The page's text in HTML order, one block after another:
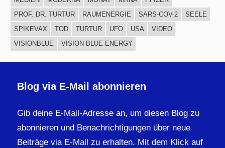
PROF. DR. TURTUR
RAUMENERGIE SARS-COV-2
SEELE
SPIKEVAX
TOD TURTUR UFO USA
VIDEO
VISIONBLUE
VISION BLUE ENERGY
Blog via E-Mail abonnieren
Gib deine E-Mail-Adresse an, um diesen Blog zu
abonnieren und Benachrichtigungen über neue
Beiträge via E-Mail zu erhalten. Mit dem Klick auf